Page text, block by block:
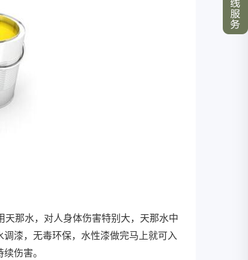
天那水，对人身体伤害特别大，天那水中
漆，无毒环保，水性漆做完马上就可入
伤害。